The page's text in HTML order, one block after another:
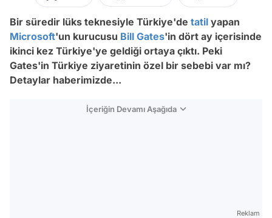
Bir süredir lüks teknesiyle Türkiye'de tatil yapan
Microsoft'un kurucusu Bill Gates'in dört ay içerisinde
ikinci kez Türkiye'ye geldiği ortaya çıktı. Peki
Gates'in Türkiye ziyaretinin özel bir sebebi var mı?
Detaylar haberimizde...
İçeriğin Devamı Aşağıda
Reklam